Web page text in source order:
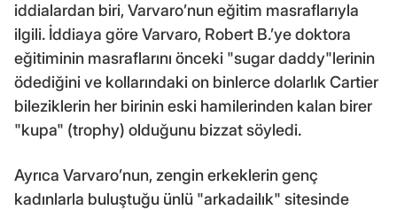
iddialardan biri, Varvaro’nun eğitim masraflarıyla
ilgili. İddiaya göre Varvaro, Robert B.’ye doktora
eğitiminin masraflarını önceki "sugar daddy"lerinin
ödediğini ve kollarındaki on binlerce dolarlık Cartier
bileziklerin her birinin eski hamilerinden kalan birer
"kupa" (trophy) olduğunu bizzat söyledi.
Ayrıca Varvaro’nun, zengin erkeklerin genç
kadınlarla buluştuğu ünlü "arkadailık" sitesinde